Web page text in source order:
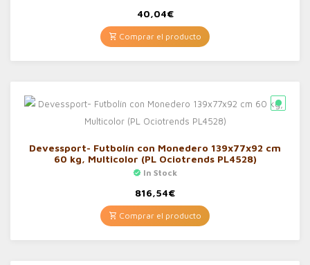
40,04€
Comprar el producto
Devessport- Futbolín con Monedero 139x77x92 cm
60 kg, Multicolor (PL Ociotrends PL4528)
In Stock
816,54€
Comprar el producto